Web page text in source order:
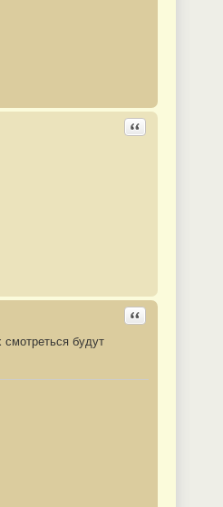
Ответить с
Ответить с
будут